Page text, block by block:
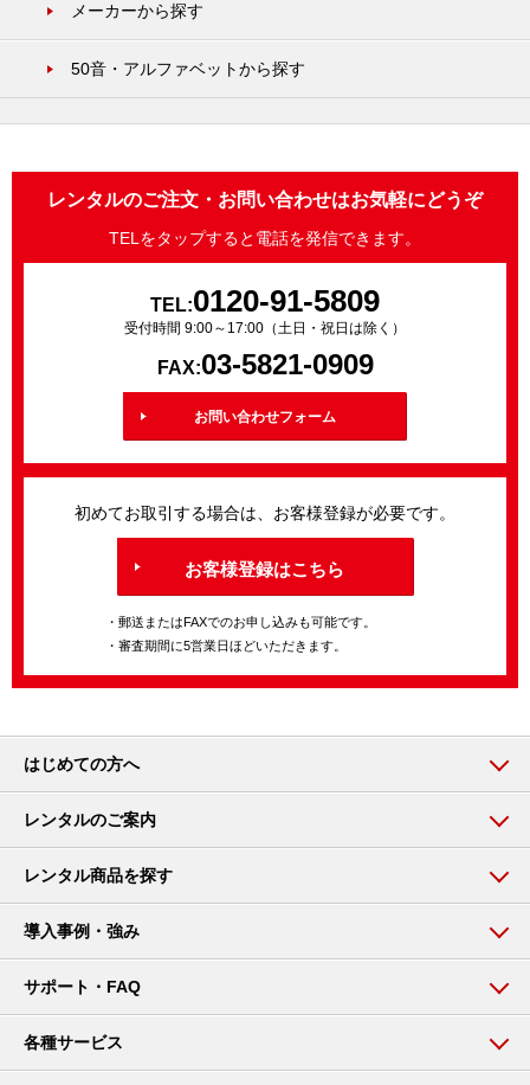
メーカーから探す
50音・アルファベットから探す
レンタルのご注文・お問い合わせはお気軽にどうぞ
TELをタップすると電話を発信できます。
TEL:0120-91-5809
受付時間 9:00～17:00（土日・祝日は除く）
FAX:03-5821-0909
お問い合わせフォーム
初めてお取引する場合は、お客様登録が必要です。
お客様登録はこちら
・郵送またはFAXでのお申し込みも可能です。
・審査期間に5営業日ほどいただきます。
はじめての方へ
レンタルのご案内
レンタル商品を探す
導入事例・強み
サポート・FAQ
各種サービス